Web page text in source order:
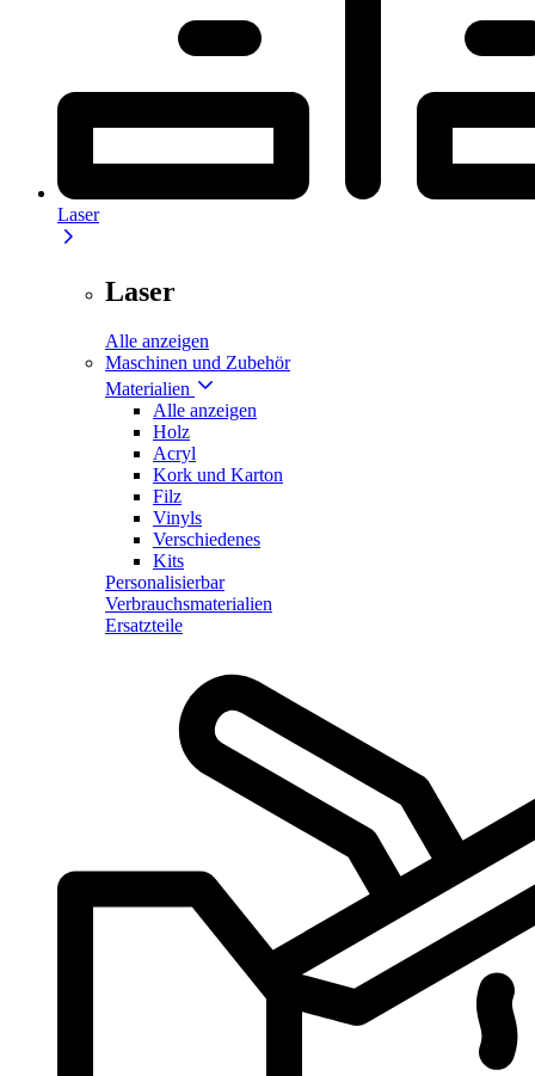
Laser
Laser
Alle anzeigen
Maschinen und Zubehör
Materialien
Alle anzeigen
Holz
Acryl
Kork und Karton
Filz
Vinyls
Verschiedenes
Kits
Personalisierbar
Verbrauchsmaterialien
Ersatzteile